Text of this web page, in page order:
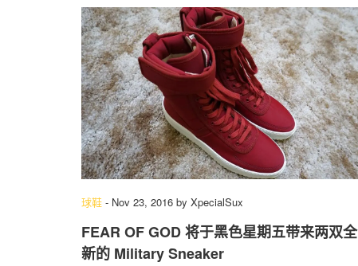
球鞋 - Nov 23, 2016 by XpecialSux
FEAR OF GOD 将于黑色星期五带来两双全
新的 Military Sneaker